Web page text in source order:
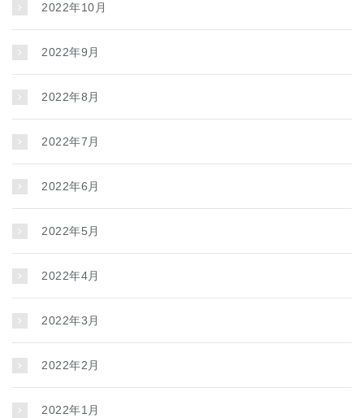
2022年10月
2022年9月
2022年8月
2022年7月
2022年6月
2022年5月
2022年4月
2022年3月
2022年2月
2022年1月